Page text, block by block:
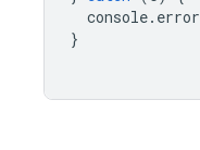
console. error
}